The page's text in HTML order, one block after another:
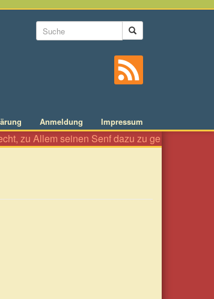
Suchformular
Anmeldung Impressum
zu Allem seinen Senf dazu zu geben wie an